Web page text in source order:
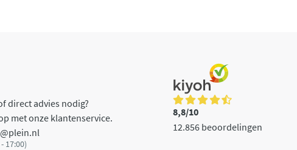
direct advies nodig?
met onze klantenservice.
17:00)
8,8/10
12.856 beoordelingen